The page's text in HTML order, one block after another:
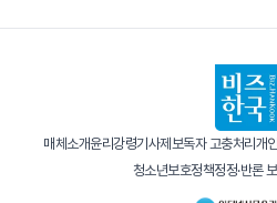
매체소개윤리강령기사제보독자 고충처리 개
청소년보호정책정정·반론